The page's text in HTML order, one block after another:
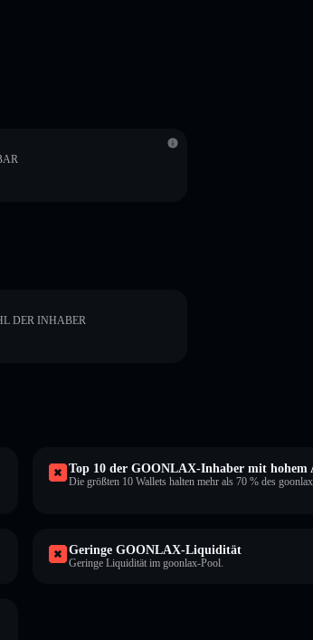
DER INHABER
Top 10 der GOONLAX-Inhaber mit hohem
Die größten 10 Wallets halten mehr als 70 % des
Geringe GOONLAX-Liquidität
Geringe Liquidität im goonlax-Pool.